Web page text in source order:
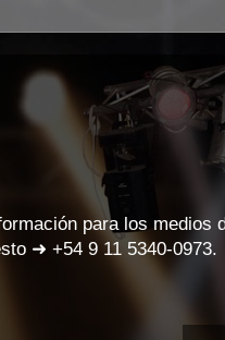
para los medios
➜ +54 9 11 5340-0973.